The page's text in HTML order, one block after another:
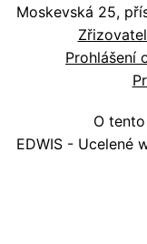
Moskevská 25,
Prohlášení
O
EDWIS - Ucelené